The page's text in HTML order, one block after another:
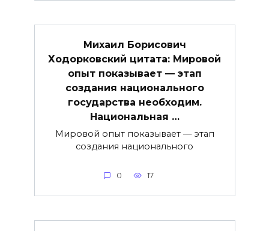
Михаил Борисович
Ходорковский цитата: Мировой
опыт показывает — этап
создания национального
государства необходим.
Национальная …
Мировой опыт показывает — этап
создания национального
0 17